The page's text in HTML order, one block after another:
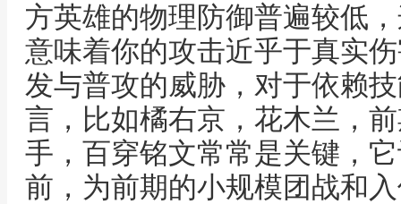
方英雄的物理防御普遍较低
意味着你的攻击近乎于真实
发与普攻的威胁，对于依赖
言，比如橘右京，花木兰，
手，百穿铭文常常是关键，
前，为前期的小规模团战和